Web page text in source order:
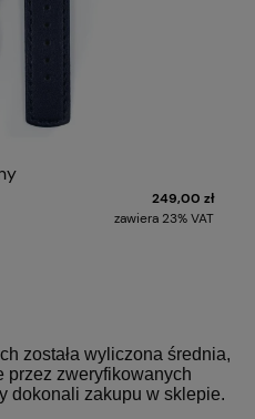
249,00 zł
zawiera 23% VAT
została wyliczona średnia,
przez zweryfikowanych
dokonali zakupu w sklepie.